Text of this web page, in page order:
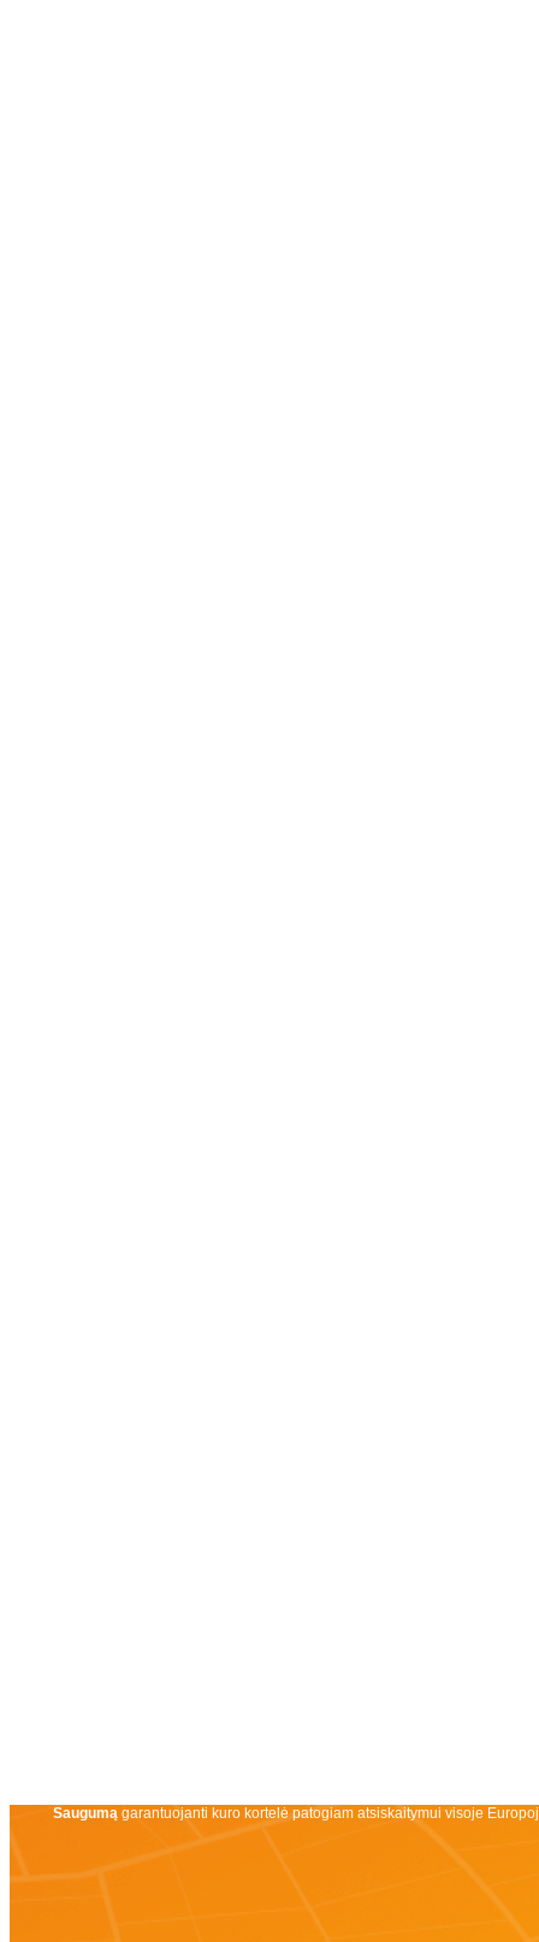
Saugumą garantuojanti kuro kortelė patogiam atsiskaitymui visoje